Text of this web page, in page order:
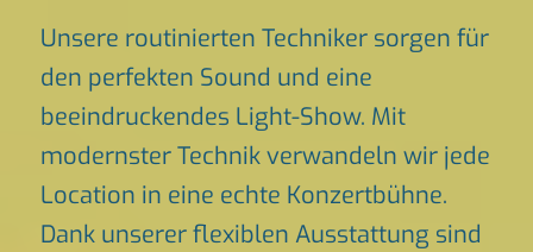
Unsere routinierten Techniker sorgen für
den perfekten Sound und eine
beeindruckendes Light-Show. Mit
modernster Technik verwandeln wir jede
Location in eine echte Konzertbühne.
Dank unserer flexiblen Ausstattung sind